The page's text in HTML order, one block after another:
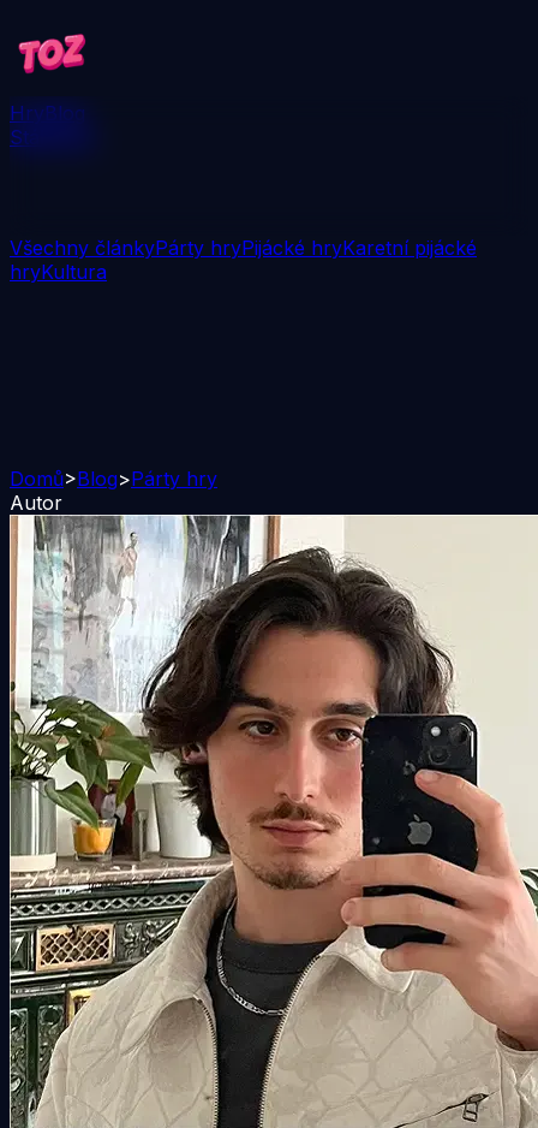
HryBlog
Stáhnout
Všechny článkyPárty hryPijácké hryKaretní pijácké
hryKultura
Domů>Blog>Párty hry
Autor